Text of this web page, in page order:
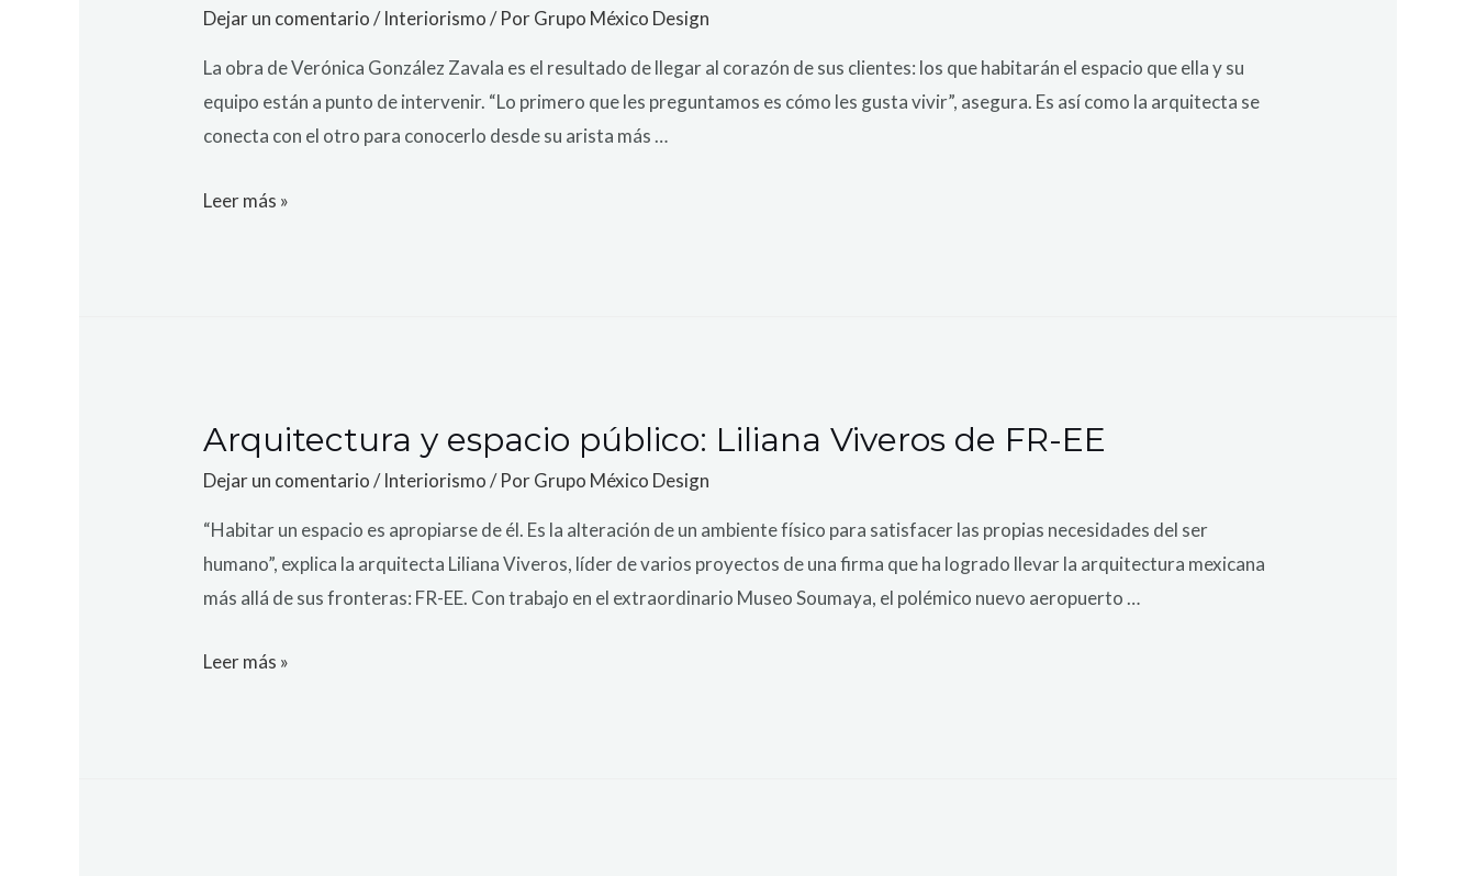
Dejar un comentario /Interiorismo/ PorGrupo México Design
La obra de Verónica González Zavala es el resultado de llegar al corazón de sus clientes: los que habitarán el espacio que ella y su
equipo están a punto de intervenir. “Lo primero que les preguntamos es cómo les gusta vivir”, asegura. Es así como la arquitecta se
conecta con el otro para conocerlo desde su arista más …
Leer más »
Arquitectura y espacio público: Liliana Viveros de FR-EE
Dejar un comentario /Interiorismo/ PorGrupo México Design
“Habitar un espacio es apropiarse de él. Es la alteración de un ambiente físico para satisfacer las propias necesidades del ser
humano”, explica la arquitecta Liliana Viveros, líder de varios proyectos de una firma que ha logrado llevar la arquitectura mexicana
más allá de sus fronteras: FR-EE. Con trabajo en el extraordinario Museo Soumaya, el polémico nuevo aeropuerto …
Leer más »